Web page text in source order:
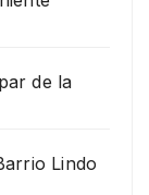
de la
Lindo